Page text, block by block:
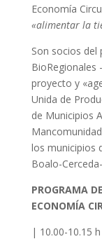
Economía
«alimentar la
Son socios del
BioRegionales
proyecto y
Unida de
de Municipios
los municipios
Boalo-
PROGRAMA
ECONOMÍA
| 10.00-10.15